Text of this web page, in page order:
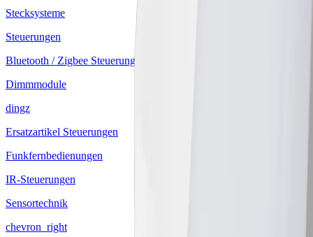
Stecksysteme
Steuerungen
Bluetooth / Zigbee Steuerungen
Dimmmodule
dingz
Ersatzartikel Steuerungen
Funkfernbedienungen
IR-Steuerungen
Sensortechnik
chevron_right